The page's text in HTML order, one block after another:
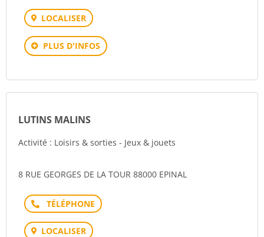
LOCALISER
PLUS D'INFOS
LUTINS MALINS
Activité : Loisirs & sorties - Jeux & jouets
8 RUE GEORGES DE LA TOUR 88000 EPINAL
Téléphone
LOCALISER